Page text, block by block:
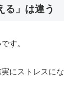
る」は違う
す。
にストレスにな